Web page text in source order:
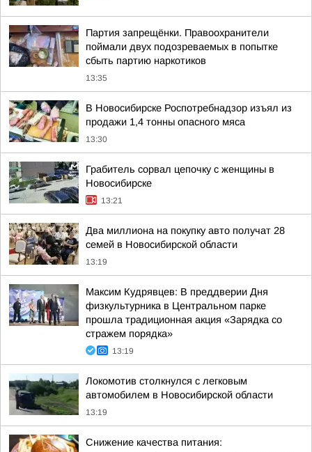
Партия запрещёнки. Правоохранители
поймали двух подозреваемых в попытке
сбыть партию наркотиков
13:35
В Новосибирске Роспотребнадзор изъял из
продажи 1,4 тонны опасного мяса
13:30
Грабитель сорвал цепочку с женщины в
Новосибирске
13:21
Два миллиона на покупку авто получат 28
семей в Новосибирской области
13:19
Максим Кудрявцев: В преддверии Дня
физкультурника в Центральном парке
прошла традиционная акция «Зарядка со
стражем порядка»
13:19
Локомотив столкнулся с легковым
автомобилем в Новосибирской области
13:19
Снижение качества питания: